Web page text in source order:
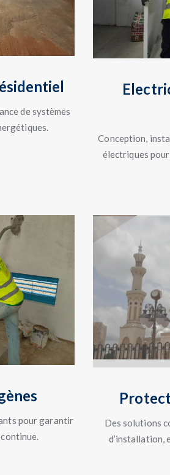
de systèmes
Conception,
électriques
pour garantir
Des solutions
d’installation,